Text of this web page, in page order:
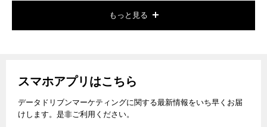
もっと見る
スマホアプリはこちら
データドリブンマーケティングに関する最新情報をいち早くお届
けします。是非ご利用ください。